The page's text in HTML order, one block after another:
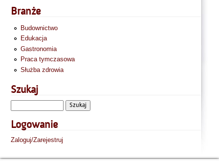
Branże
Budownictwo
Edukacja
Gastronomia
Praca tymczasowa
Służba zdrowia
Szukaj
Logowanie
Zaloguj/Zarejestruj